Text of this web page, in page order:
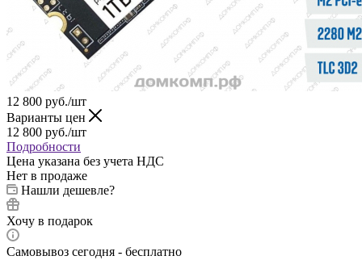
12 800 руб./шт
Варианты цен
12 800 руб./шт
Подробности
Цена указана без учета НДС
Нет в продаже
Нашли дешевле?
Хочу в подарок
Самовывоз сегодня - бесплатно